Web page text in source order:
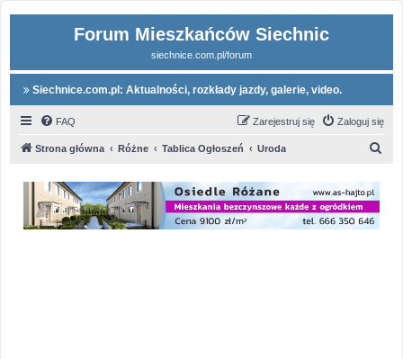
Forum Mieszkańców Siechnic
siechnice.com.pl/forum
Siechnice.com.pl: Aktualności, rozkłady jazdy, galerie, video.
FAQ Zaloguj się
Zarejestruj się
Strona główna Różne Tablica Ogłoszeń Uroda